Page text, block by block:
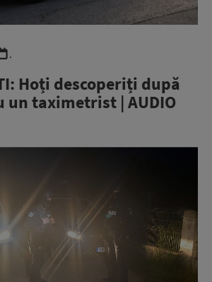
.
Hoți descoperiți după
un taximetrist | AUDIO